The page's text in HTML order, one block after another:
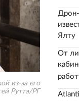
из-за его
Рутта/РГ
Ялту
От